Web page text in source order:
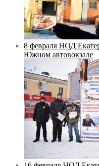
8 февраля НОД
Южном автовокзале